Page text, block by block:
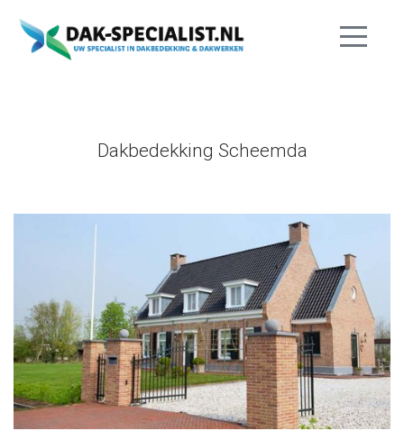
Dakbedekking Scheemda